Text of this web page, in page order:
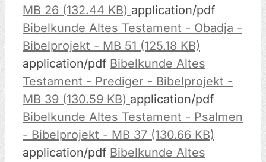
MB 26 (132.44 KB) application/pdf
Bibelkunde Altes Testament - Obadja -
Bibelprojekt - MB 51 (125.18 KB)
application/pdf Bibelkunde Altes
Testament - Prediger - Bibelprojekt -
MB 39 (130.59 KB) application/pdf
Bibelkunde Altes Testament - Psalmen
- Bibelprojekt - MB 37 (130.66 KB)
application/pdf Bibelkunde Altes